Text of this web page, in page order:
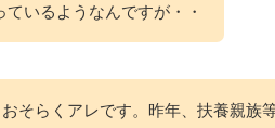
いるようなんですが・・
そらくアレです。昨年、扶養親族